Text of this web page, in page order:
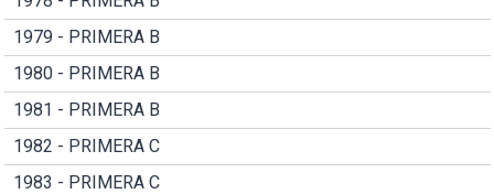
1979 - PRIMERA B
1980 - PRIMERA B
1981 - PRIMERA B
1982 - PRIMERA C
1983 - PRIMERA C